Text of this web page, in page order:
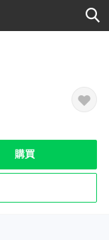
購買